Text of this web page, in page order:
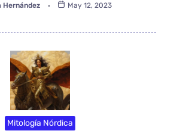
Hernández May 12, 2023
Mitología Nórdica